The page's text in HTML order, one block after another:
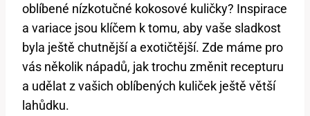
oblíbené nízkotučné kokosové kuličky? Inspirace
a variace jsou klíčem k tomu, aby vaše sladkost
byla ještě chutnější a exotičtější. Zde máme pro
vás několik nápadů, jak trochu změnit recepturu
a udělat z vašich oblíbených kuliček ještě větší
lahůdku.